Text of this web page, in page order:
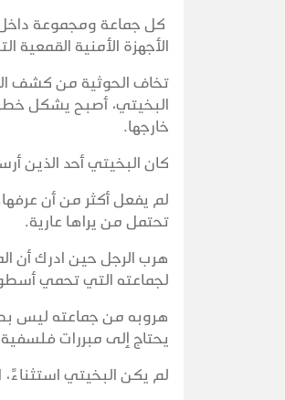
كل جماعة ومجموعة داخل
الأجهزة الأمنية
تخاف الحوثية من كشف
البخيتي، أصبح يشكل
خارجها.
كان البخيتي أحد الذين
لم يفعل أكثر من أن
تحتمل من يراها عارية.
هرب الرجل حين ادرك أن
لجماعته التي تحمي
هروبه من جماعته ليس
يحتاج إلى مبررات
لم يكن البخيتي استثناءً،